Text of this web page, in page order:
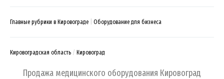
Главные рубрики в Кировограде Оборудование для бизнеса
Кировоградская область Кировоград
Продажа медицинского оборудования Кировоград